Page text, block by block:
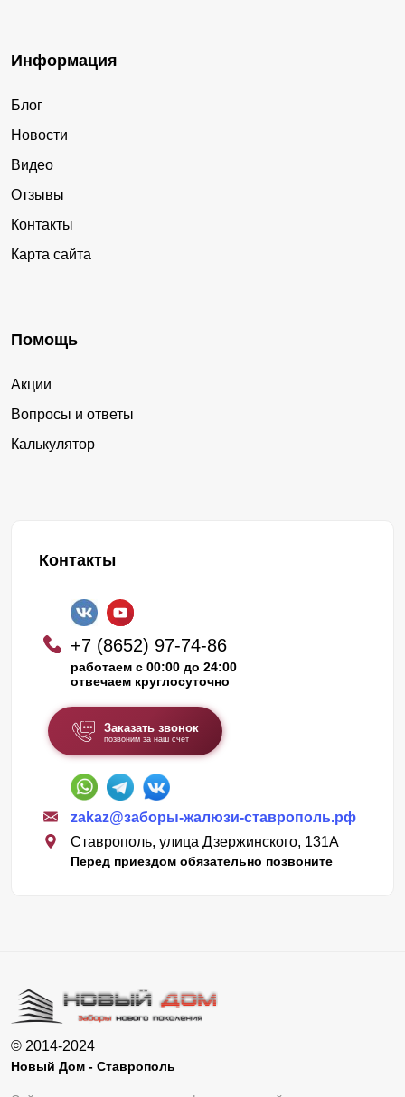
Информация
Блог
Новости
Видео
Отзывы
Контакты
Карта сайта
Помощь
Акции
Вопросы и ответы
Калькулятор
Контакты
+7 (8652) 97-74-86
работаем с 00:00 до 24:00
отвечаем круглосуточно
Заказать звонок
позвоним за наш счет
zakaz@заборы-жалюзи-ставрополь.рф
Ставрополь, улица Дзержинского, 131А
Перед приездом обязательно позвоните
© 2014-2024
Новый Дом - Ставрополь